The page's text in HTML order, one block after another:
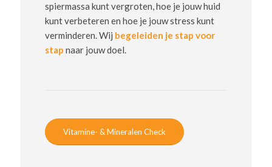
spiermassa kunt vergroten, hoe je jouw huid
kunt verbeteren en hoe je jouw stress kunt
verminderen. Wij begeleiden je stap voor
stap naar jouw doel.
Vitamine- & Mineralen Check